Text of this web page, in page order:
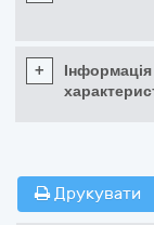
+
Інформація
Друкувати